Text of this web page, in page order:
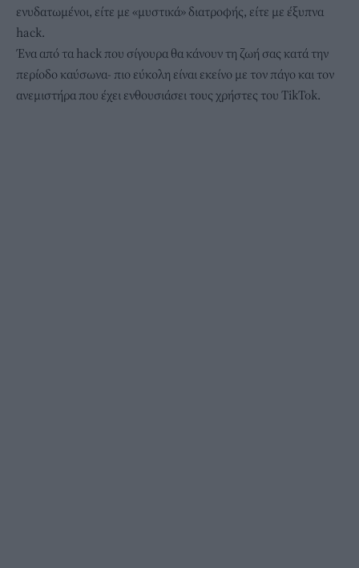
ενυδατωμένοι, είτε με «μυστικά» διατροφής, είτε με έξυπνα
hack.
Ένα από τα hack που σίγουρα θα κάνουν τη ζωή σας κατά την
περίοδο καύσωνα- πιο εύκολη είναι εκείνο με τον πάγο και τον
ανεμιστήρα που έχει ενθουσιάσει τους χρήστες του TikTok.